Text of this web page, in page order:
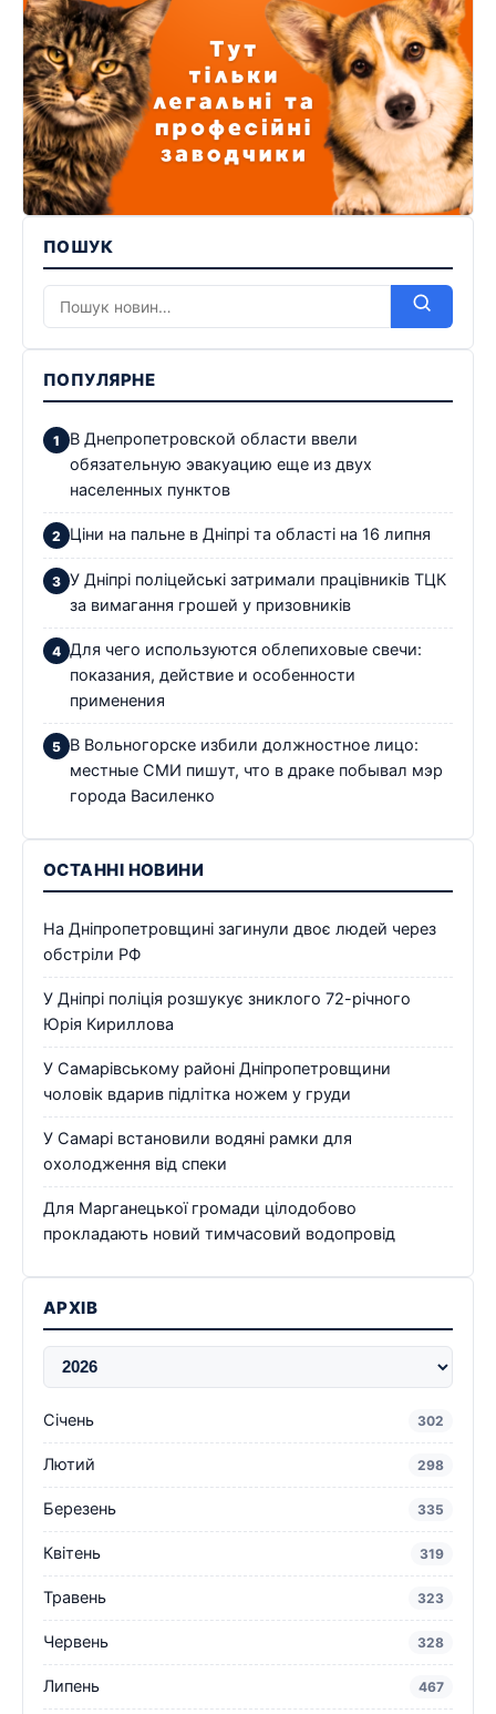
ПОШУК
ПОПУЛЯРНЕ
В Днепропетровской области ввели
обязательную эвакуацию еще из двух
населенных пунктов
Ціни на пальне в Дніпрі та області на 16 липня
У Дніпрі поліцейські затримали працівників ТЦК
за вимагання грошей у призовників
Для чего используются облепиховые свечи:
показания, действие и особенности
применения
В Вольногорске избили должностное лицо:
местные СМИ пишут, что в драке побывал мэр
города Василенко
ОСТАННІ НОВИНИ
На Дніпропетровщині загинули двоє людей через
обстріли РФ
У Дніпрі поліція розшукує зниклого 72-річного
Юрія Кириллова
У Самарівському районі Дніпропетровщини
чоловік вдарив підлітка ножем у груди
У Самарі встановили водяні рамки для
охолодження від спеки
Для Марганецької громади цілодобово
прокладають новий тимчасовий водопровід
АРХІВ
Січень 302
Лютий 298
Березень 335
Квітень 319
Травень 323
Червень 328
Липень 467